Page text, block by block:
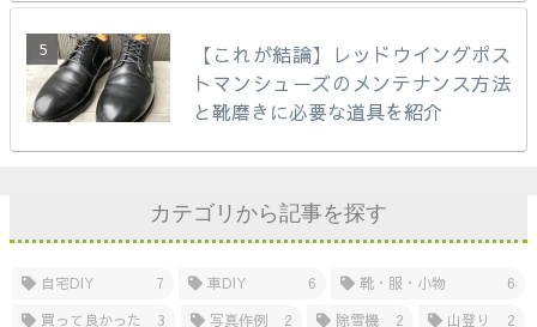
【これが結論】レッドウイングポス
トマンシューズのメンテナンス方法
と靴磨きに必要な道具を紹介
カテゴリから記事を探す
自宅DIY 7 車DIY 6 靴・服・小物
6
買って良かった
3 写真作例 2 除雪機 2 山登り 2